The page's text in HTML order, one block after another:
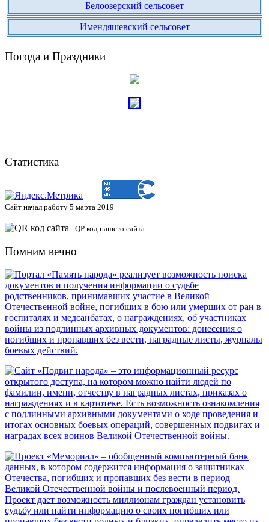
Белоозерский сельсовет
Имендяшевский сельсовет
Погода и Праздники
Статистика
Сайт начал работу 5 марта 2019
QP код нашего сайта
Помним вечно